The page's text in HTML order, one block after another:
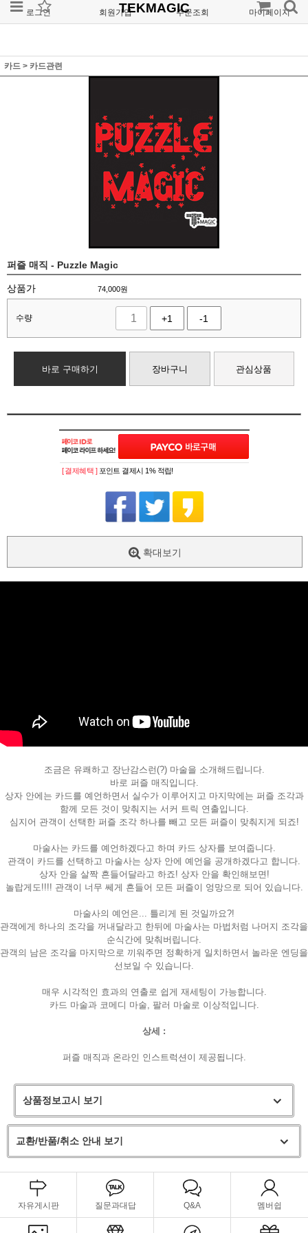
로그인 회원가입 주문조회 마이페이지
TEKMAGIC
카드 > 카드관련
퍼즐 매직 - Puzzle Magic
상품가 74,000원
수량 +1 -1
바로 구매하기 장바구니 관심상품
페이코 ID로
PAYCO 바로
[ 결제혜택 ] 포인트 결제시 1% 적립!
확대보기
조금은 유쾌하고 장난감스런(?) 마술을 소개해드립니다.
바로 퍼즐 매직입니다.
상자 안에는 카드를 예언하면서 실수가 이루어지고 마지막에는 퍼즐 조각과
함께 모든 것이 맞춰지는 서커 트릭 연출입니다.
심지어 관객이 선택한 퍼즐 조각 하나를 빼고 모든 퍼즐이 맞춰지게 되죠!
마술사는 카드를 예언하겠다고 하며 카드 상자를 보여줍니다.
관객이 카드를 선택하고 마술사는 상자 안에 예언을 공개하겠다고 합니다.
상자 안을 살짝 흔들어달라고 하죠! 상자 안을 확인해보면!
놀랍게도!!!! 관객이 너무 쎄게 흔들어 모든 퍼즐이 엉망으로 되어 있습니다.
마술사의 예언은... 틀리게 된 것일까요?!
관객에게 하나의 조각을 꺼내달라고 한뒤에 마술사는 마법처럼 나머지 조각을
순식간에 맞춰버립니다.
관객의 남은 조각을 마지막으로 끼워주면 정확하게 일치하면서 놀라운 엔딩을
선보일 수 있습니다.
매우 시각적인 효과의 연출로 쉽게 재세팅이 가능합니다.
카드 마술과 코메디 마술, 팔러 마술로 이상적입니다.
상세 :
퍼즐 매직과 온라인 인스트럭션이 제공됩니다.
상품정보고시 보기
교환/반품/취소 안내 보기
자유게시판 질문과대답 Q&A 멤버쉽